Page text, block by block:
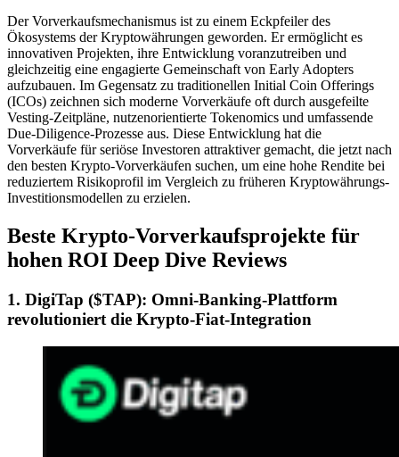
Der Vorverkaufsmechanismus ist zu einem Eckpfeiler des
Ökosystems der Kryptowährungen geworden. Er ermöglicht es
innovativen Projekten, ihre Entwicklung voranzutreiben und
gleichzeitig eine engagierte Gemeinschaft von Early Adopters
aufzubauen. Im Gegensatz zu traditionellen Initial Coin Offerings
(ICOs) zeichnen sich moderne Vorverkäufe oft durch ausgefeilte
Vesting-Zeitpläne, nutzenorientierte Tokenomics und umfassende
Due-Diligence-Prozesse aus. Diese Entwicklung hat die
Vorverkäufe für seriöse Investoren attraktiver gemacht, die jetzt nach
den besten Krypto-Vorverkäufen suchen, um eine hohe Rendite bei
reduziertem Risikoprofil im Vergleich zu früheren Kryptowährungs-
Investitionsmodellen zu erzielen.
Beste Krypto-Vorverkaufsprojekte für
hohen ROI Deep Dive Reviews
1. DigiTap ($TAP): Omni-Banking-Plattform
revolutioniert die Krypto-Fiat-Integration